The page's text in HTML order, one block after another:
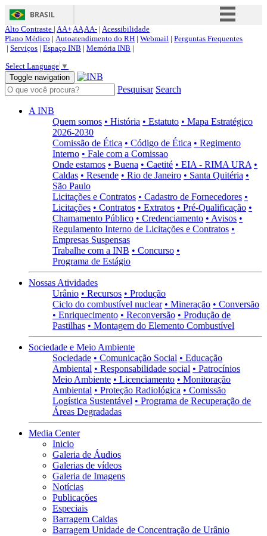
BRASIL
Simplifique!
Acesso à informação
Canais
Alto Contraste | AA+AAAA- | Acessibilidade
Plano Médico | Autoatendimento do RH | Webmail | Perguntas Frequentes
| Serviços | Espaço INB | Memória INB |
Select Language ▼
Toggle navigation
Pesquisar Search
A INB
Quem somos • História • Estatuto • Mapa Estratégico
2026-2030
Comissão de Ética • Código de Ética • Regimento
Interno • Fale com a Comissao
Onde estamos • Buena • Caetité • EIA - RIMA URA •
Caldas • Resende • Rio de Janeiro • Santa Quitéria •
São Paulo
Licitações e Contratos • Cadastro de Fornecedores •
Licitações • Contratos • Extratos • Pré-Qualificação •
Chamamento Público • Credenciamento • Avisos •
Regulamento Interno de Licitações e Contratos •
Empresas Suspensas
Trabalhe com a INB • Concurso •
Programa de Estágio
Nossas Atividades
Urânio • Recursos • Produção
Ciclo do combustível nuclear • Mineração • Conversão
• Enriquecimento • Reconversão • Produção de
Pastilhas • Montagem do Elemento Combustível
Sociedade e Meio Ambiente
Sociedade • Comunicação Social • Educação
Ambiental • Responsabilidade social • Patrocínios
Meio Ambiente • Licenciamento • Monitoração
Ambiental • Proteção Radiológica • Comissão
Logística Sustentável • Programa de Recuperação de
Áreas Degradadas
Media Center
Inicio
Galeria de Áudios
Galerias de vídeos
Galeria de Imagens
Notícias
Publicações
Especiais
Barragem Caldas
Barragem Unidade de Concentração de Urânio